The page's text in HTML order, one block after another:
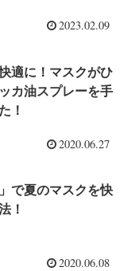
2023.02.09
適に！マスクがひ
カ油スプレーを手
！
2020.06.27
で夏のマスクを快
！
2020.06.08